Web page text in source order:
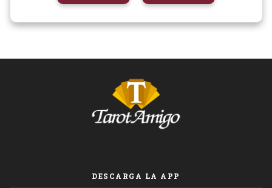
DESCARGA LA APP